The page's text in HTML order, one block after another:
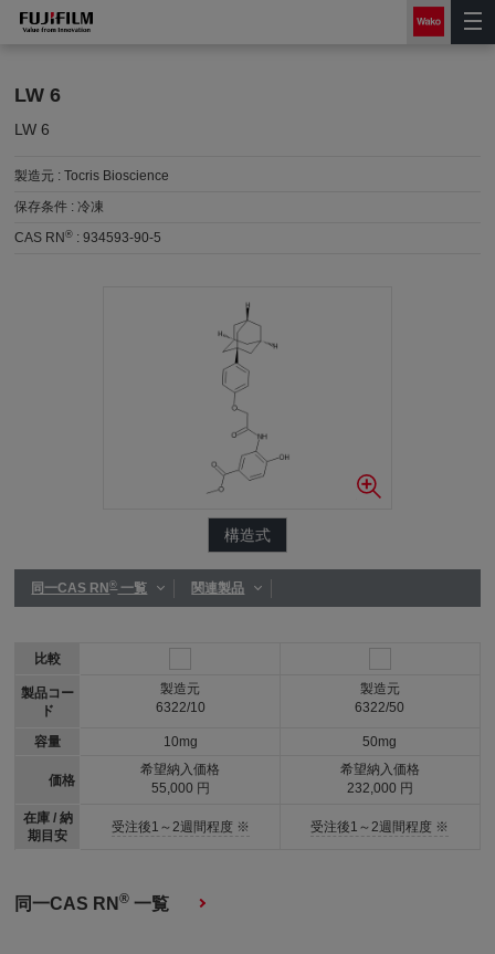
LW 6
LW 6
製造元 :Tocris Bioscience
保存条件 :冷凍
CAS RN® :934593-90-5
構造式
同一CAS RN®一覧 関連製品
比較
製品コー
ド
容量
価格
在庫 / 納
期目安
製造元
6322/10
10mg
希望納入価格
55,000 円
受注後1～2週間程度 ※
製造元
6322/50
50mg
希望納入価格
232,000 円
受注後1～2週間程度 ※
同一CAS RN® 一覧